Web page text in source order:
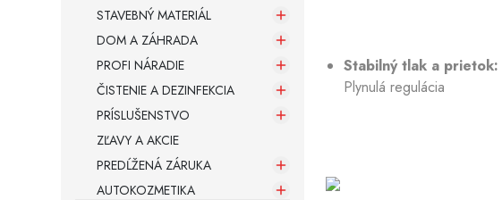
STAVEBNÝ MATERIÁL
DOM A ZÁHRADA
PROFI NÁRADIE
ČISTENIE A DEZINFEKCIA
PRÍSLUŠENSTVO
ZĽAVY A AKCIE
PREDĹŽENÁ ZÁRUKA
AUTOKOZMETIKA
Stabilný tlak a prietok:
Plynulá regulácia